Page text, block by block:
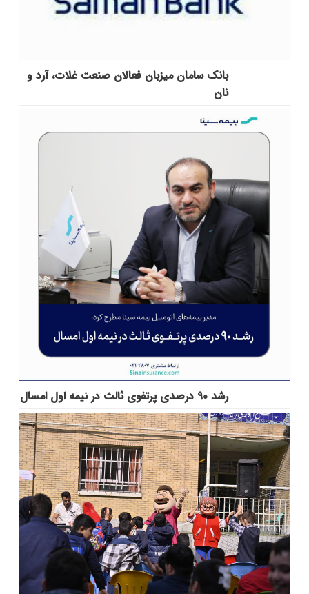
بانک سامان میزبان فعالان صنعت غلات، آرد و
نان
رشد ۹۰ درصدی پرتفوی ثالث در نیمه اول امسال